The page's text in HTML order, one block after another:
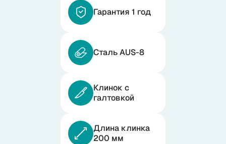
Samura в соцсетях
Гарантия 1 год
Сталь AUS-8
Клинок с
галтовкой
Длина клинка
200 мм